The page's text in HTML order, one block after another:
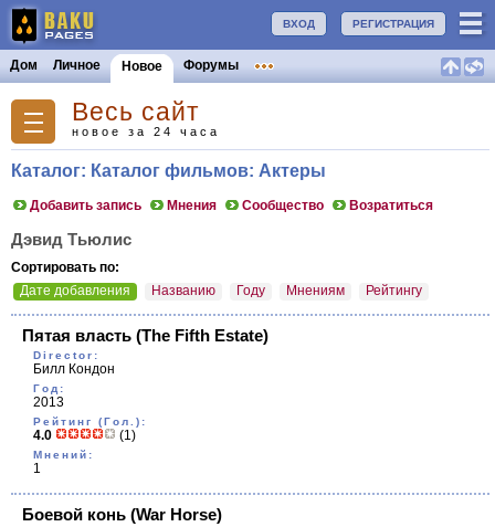
РЕГИСТРАЦИЯ
ВХОД
Дом Личное Новое Форумы
Весь сайт
новое за 24 часа
Каталог: Каталог фильмов: Актеры
Добавить запись Мнения Сообщество Возратиться
Дэвид Тьюлис
Сортировать по:
Дате добавления
Названию Году Мнениям Рейтингу
Пятая власть (The Fifth Estate)
Director:
Билл Кондон
Год:
2013
Рейтинг (Гол.):
4.0 (1)
Мнений:
1
Боевой конь (War Horse)